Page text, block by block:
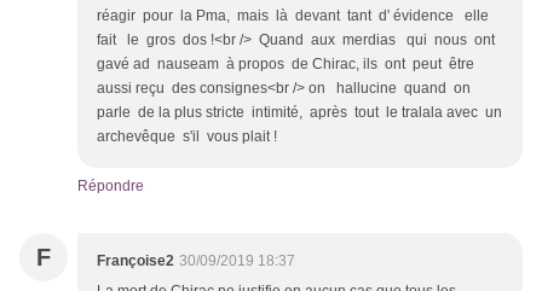
réagir pour la Pma, mais là devant tant d' évidence elle
fait le gros dos !<br /> Quand aux merdias qui nous ont
gavé ad nauseam à propos de Chirac, ils ont peut être
aussi reçu des consignes<br /> on hallucine quand on
parle de la plus stricte intimité, après tout le tralala avec un
archevêque s'il vous plait !
Répondre
F Françoise2 30/09/2019 18:37